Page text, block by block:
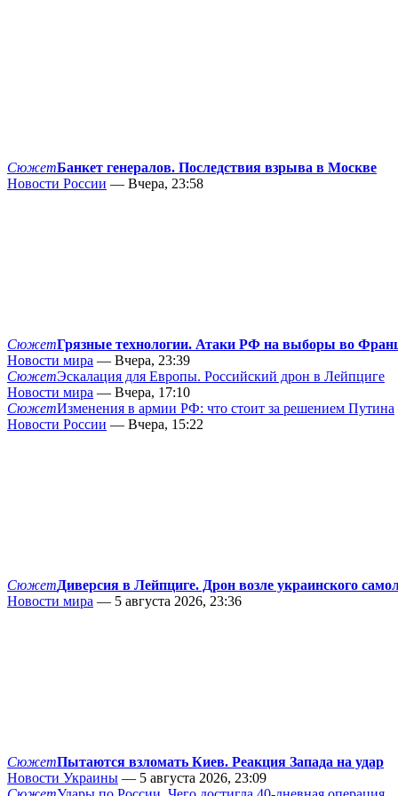
СюжетБанкет генералов. Последствия взрыва в Москве
Новости России — Вчера, 23:58
СюжетГрязные технологии. Атаки РФ на выборы во
Новости мира — Вчера, 23:39
СюжетЭскалация для Европы. Российский дрон в Лейпциге
Новости мира — Вчера, 17:10
СюжетИзменения в армии РФ: что стоит за решением Путина
Новости России — Вчера, 15:22
СюжетДиверсия в Лейпциге. Дрон возле украинского
Новости мира — 5 августа 2026, 23:36
СюжетПытаются взломать Киев. Реакция Запада на удар
Новости Украины — 5 августа 2026, 23:09